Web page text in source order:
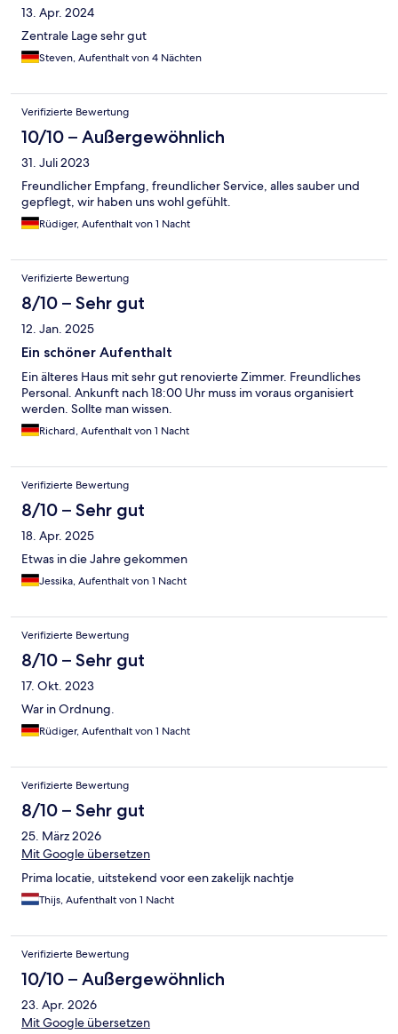
13. Apr. 2024
Zentrale Lage sehr gut
Steven, Aufenthalt von 4 Nächten
Verifizierte Bewertung
10/10 – Außergewöhnlich
31. Juli 2023
Freundlicher Empfang, freundlicher Service, alles sauber und
gepflegt, wir haben uns wohl gefühlt.
Rüdiger, Aufenthalt von 1 Nacht
Verifizierte Bewertung
8/10 – Sehr gut
12. Jan. 2025
Ein schöner Aufenthalt
Ein älteres Haus mit sehr gut renovierte Zimmer. Freundliches
Personal. Ankunft nach 18:00 Uhr muss im voraus organisiert
werden. Sollte man wissen.
Richard, Aufenthalt von 1 Nacht
Verifizierte Bewertung
8/10 – Sehr gut
18. Apr. 2025
Etwas in die Jahre gekommen
Jessika, Aufenthalt von 1 Nacht
Verifizierte Bewertung
8/10 – Sehr gut
17. Okt. 2023
War in Ordnung.
Rüdiger, Aufenthalt von 1 Nacht
Verifizierte Bewertung
8/10 – Sehr gut
25. März 2026
Mit Google übersetzen
Prima locatie, uitstekend voor een zakelijk nachtje
Thijs, Aufenthalt von 1 Nacht
Verifizierte Bewertung
10/10 – Außergewöhnlich
23. Apr. 2026
Mit Google übersetzen